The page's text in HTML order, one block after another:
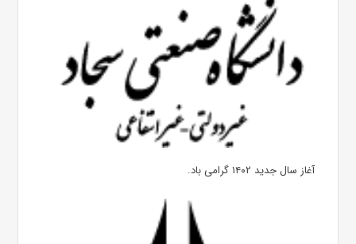
آغاز سال جدید ۱۴۰۲ گرامی باد.